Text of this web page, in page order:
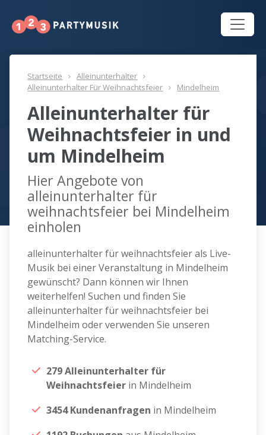
Startseite
Alleinunterhalter
Alleinunterhalter Für Weihnachtsfeier
Mindelheim
Alleinunterhalter für
Weihnachtsfeier in und
um Mindelheim
Hier Angebote von
alleinunterhalter für
weihnachtsfeier bei Mindelheim
einholen
alleinunterhalter für weihnachtsfeier als Live-
Musik bei einer Veranstaltung in Mindelheim
gewünscht? Dann können wir Ihnen
weiterhelfen! Suchen und finden Sie
alleinunterhalter für weihnachtsfeier bei
Mindelheim oder verwenden Sie unseren
Matching-Service.
279 Alleinunterhalter für
Weihnachtsfeier in Mindelheim
3454 Kundenanfragen in Mindelheim